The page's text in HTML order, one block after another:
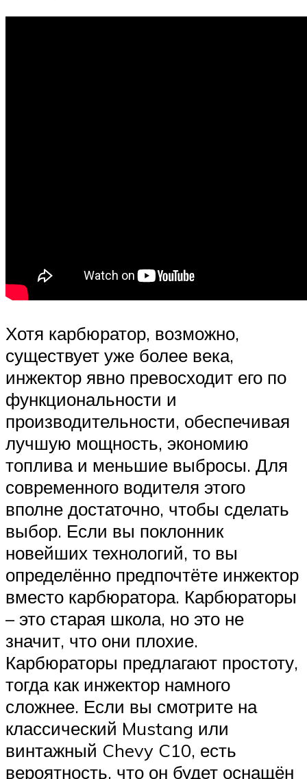
Хотя карбюратор, возможно,
существует уже более века,
инжектор явно превосходит его по
функциональности и
производительности, обеспечивая
лучшую мощность, экономию
топлива и меньшие выбросы. Для
современного водителя этого
вполне достаточно, чтобы сделать
выбор. Если вы поклонник
новейших технологий, то вы
определённо предпочтёте инжектор
вместо карбюратора. Карбюраторы
– это старая школа, но это не
значит, что они плохие.
Карбюраторы предлагают простоту,
тогда как инжектор намного
сложнее. Если вы смотрите на
классический Mustang или
винтажный Chevy C10, есть
вероятность, что он будет оснащён